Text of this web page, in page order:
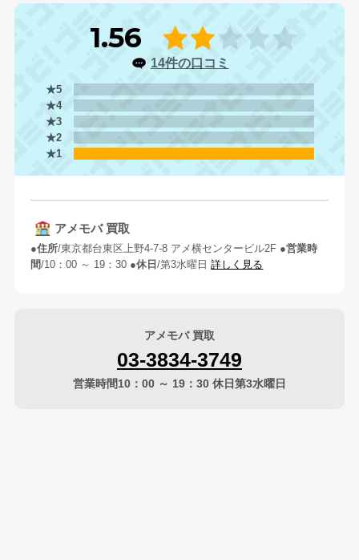
1.56
14件の口コミ
★5
★4
★3
★2
★1
アメモバ 買取
住所 東京都台東区上野4-7-8 アメ横センタービル2F
営業時
間 10：00 ～ 19：30 休日 第3水曜日 詳しく見る
アメモバ 買取
03-3834-3749
営業時間10：00 ～ 19：30 休日第3水曜日